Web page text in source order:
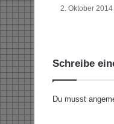
i
e
2. Oktober 2014
Schreibe
Du musst